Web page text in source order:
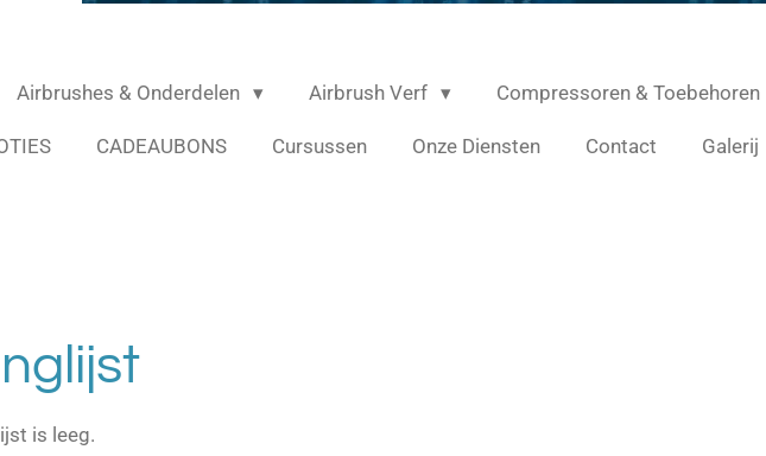
Airbrushes & Onderdelen Airbrush Verf Compressoren & Toebehoren
CADEAUBONS Cursussen Onze Diensten Contact Galerij
is leeg.